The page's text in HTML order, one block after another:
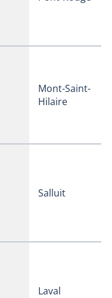
Mont-Saint-
Hilaire
Salluit
Laval